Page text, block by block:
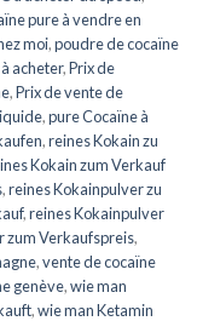
pure à vendre en
moi,poudre de cocaïne
acheter,Prix de
,Prix de vente de
,pure Cocaïne à
,reines Kokain zu
Kokain zum Verkauf
,reines Kokainpulver zu
,reines Kokainpulver
zum Verkaufspreis,
,vente de cocaïne
genève,wie man
,wie man Ketamin